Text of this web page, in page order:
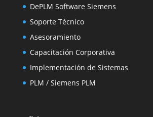
DePLM Software Siemens
Soporte Técnico
Asesoramiento
Capacitación Corporativa
Implementación de Sistemas
PLM / Siemens PLM